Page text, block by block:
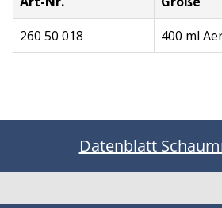
260 50 018
400 ml
Datenblatt